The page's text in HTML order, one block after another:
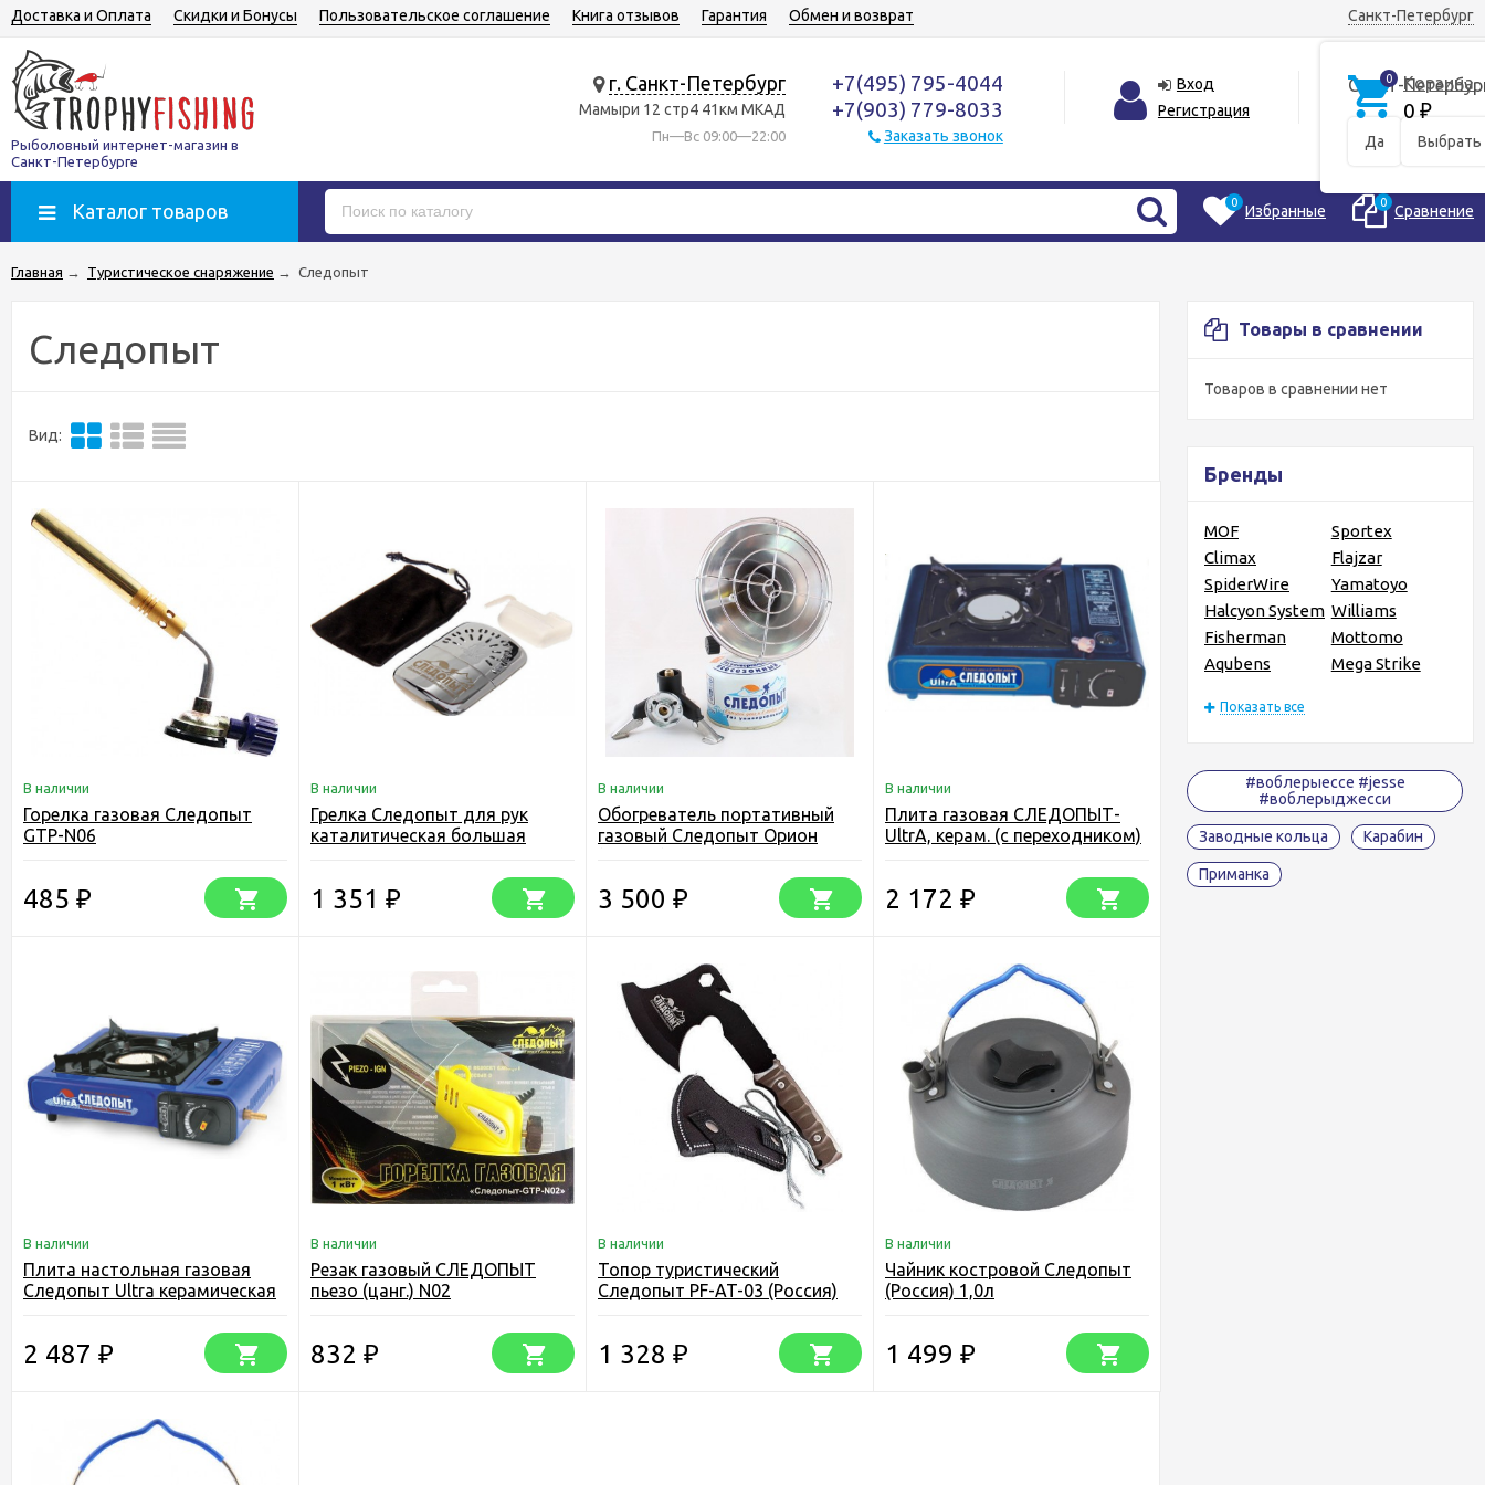
Санкт-Петербург
Санкт-
Да Выбрать
Доставка и Оплата Скидки и Бонусы Пользовательское соглашение Книга отзывов Гарантия Обмен и возврат
Рыболовный интернет-магазин в
Санкт-Петербурге
г. Санкт-Петербург
Мамыри 12 стр4 41км МКАД
Пн—Вс 09:00—22:00
+7(495) 795-4044
+7(903) 779-8033
Заказать звонок
Вход
Регистрация
0 Корзина
0 ₽
Каталог товаров 0 Избранные 0 Сравнение
Главная → Туристическое снаряжение → Следопыт
Товары в сравнении
Товаров в сравнении нет
Бренды
MOF
Sportex
Climax
Flajzar
SpiderWire
Yamatoyo
Halcyon System Williams
Fisherman
Mottomo
Aqubens
Mega Strike
Показать все
#воблерыессе #jesse
#воблерыджесси
Заводные кольца Карабин
Приманка
Следопыт
Вид:
В наличии
Горелка газовая Следопыт
GTP-N06
485 ₽
В наличии
Грелка Следопыт для рук
каталитическая большая
1 351 ₽
В наличии
Обогреватель портативный
газовый Следопыт Орион
3 500 ₽
В наличии
Плита газовая СЛЕДОПЫТ-
UltrA, керам. (с переходником)
2 172 ₽
В наличии
Плита настольная газовая
Следопыт Ultra керамическая
2 487 ₽
В наличии
Резак газовый СЛЕДОПЫТ
пьезо (цанг.) N02
832 ₽
В наличии
Топор туристический
Следопыт PF-AT-03 (Россия)
1 328 ₽
В наличии
Чайник костровой Следопыт
(Россия) 1,0л
1 499 ₽